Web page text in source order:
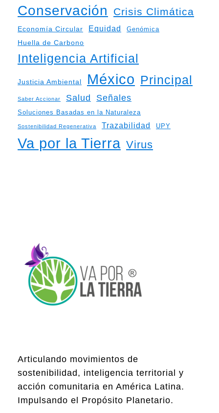
Conservación Crisis Climática
Economía Circular Equidad Genómica
Huella de Carbono
Inteligencia Artificial
Justicia Ambiental México Principal
Saber Accionar Salud Señales
Soluciones Basadas en la Naturaleza
Sostenibilidad Regenerativa Trazabilidad UPY
Va por la Tierra Virus
Articulando movimientos de
sostenibilidad, inteligencia territorial y
acción comunitaria en América Latina.
Impulsando el Propósito Planetario.